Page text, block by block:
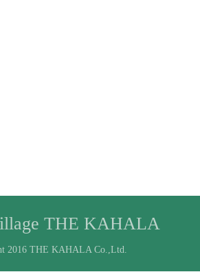
THE KAHALA
2016 THE KAHALA Co.,Ltd.